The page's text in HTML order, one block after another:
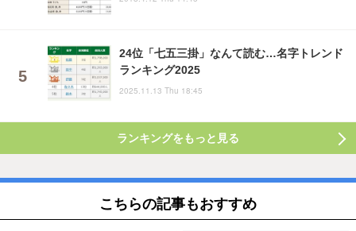
24位「七五三掛」なんて読む…名字トレンド
ランキング2025
2025.11.13 Thu 18:45
ランキングをもっと見る
こちらの記事もおすすめ